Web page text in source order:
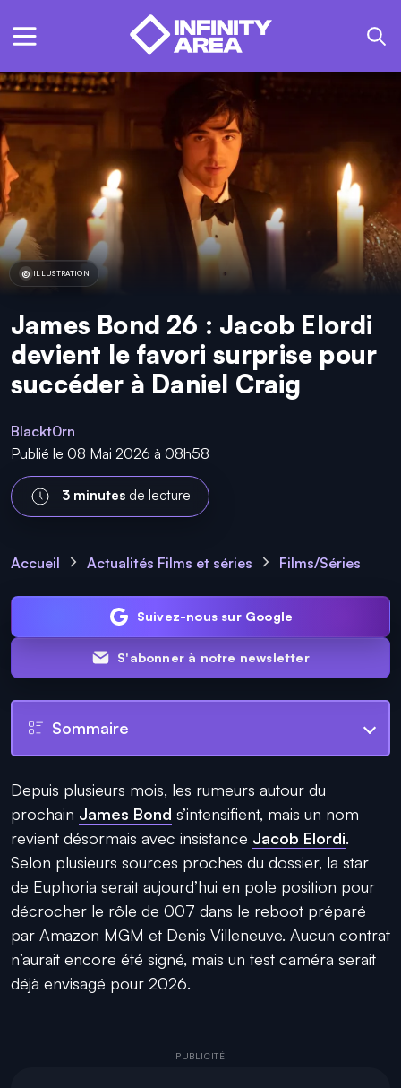
ILLUSTRATION
James Bond 26 : Jacob Elordi
devient le favori surprise pour
succéder à Daniel Craig
Blackt0rn
Publié le 08 Mai 2026 à 08h58
3 minutes de lecture
Accueil Actualités Films et séries Films/Séries
Suivez-nous sur Google
S'abonner à notre newsletter
Sommaire
Depuis plusieurs mois, les rumeurs autour du
prochain James Bond s’intensifient, mais un nom
revient désormais avec insistance Jacob Elordi.
Selon plusieurs sources proches du dossier, la star
de Euphoria serait aujourd’hui en pole position pour
décrocher le rôle de 007 dans le reboot préparé
par Amazon MGM et Denis Villeneuve. Aucun contrat
n’aurait encore été signé, mais un test caméra serait
déjà envisagé pour 2026.